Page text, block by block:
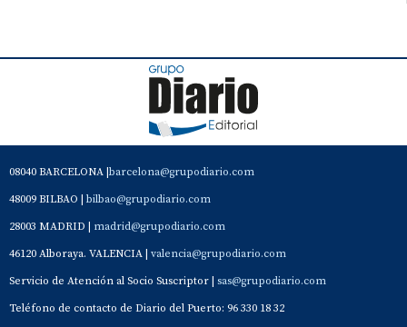
08040 BARCELONA | barcelona@grupodiario.com
48009 BILBAO | bilbao@grupodiario.com
28003 MADRID | madrid@grupodiario.com
46120 Alboraya. VALENCIA | valencia@grupodiario.com
Servicio de Atención al Socio Suscriptor | sas@grupodiario.com
Teléfono de contacto de Diario del Puerto: 96 330 18 32